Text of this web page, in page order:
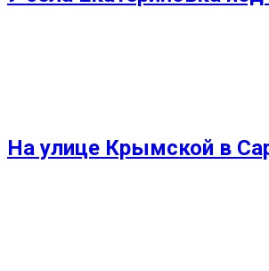
На улице Крымской в